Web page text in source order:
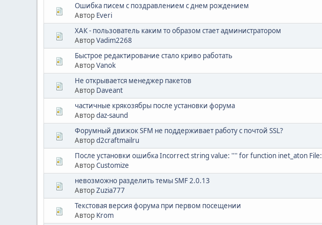
Ошибка писем с поздравлением с днем рождением
Автор Everi
ХАК - пользователь каким то образом стает администратором
АвторVadim2268
Быстрое редактирование стало криво работать
АвторVanok
Не открывается менеджер пакетов
Автор Daveant
частичные крякозябры после установки форума
Авторdaz-saund
Форумный движок SFM не поддерживает работу с почтой SSL?
Авторd2craftmailru
После установки ошибка Incorrect string value: '''' for function inet_aton File:
АвторCustomize
невозможно разделить темы SMF 2.0.13
АвторZuzia777
Текстовая версия форума при первом посещении
Автор Krom